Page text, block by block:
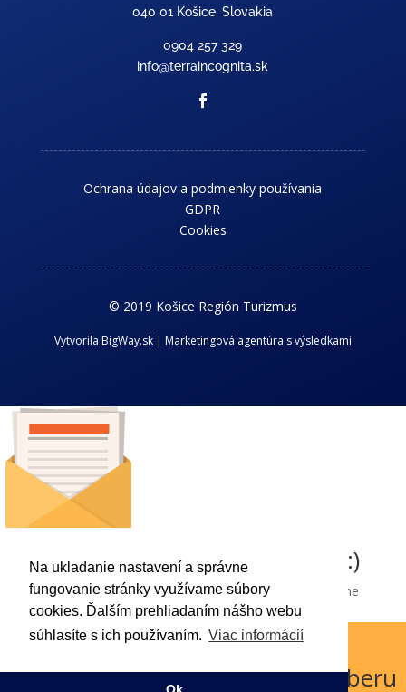
Na ukladanie nastavení a správne
fungovanie stránky využívame súbory
cookies. Ďalším prehliadaním nášho webu
súhlasíte s ich používaním. Viac informácií
040 01 Košice, Slovakia
0904 257 329
info@terraincognita.sk
Ochrana údajov a podmienky používania
GDPR
Cookies
© 2019 Košice Región Turizmus
Vytvorila BigWay.sk | Marketingová agentúra s výsledkami
Chcem dostávať novinky z kraja :)
Príhlaste sa k odberu nášho newslettra a dostávajte aktuálne
informácie o dianí v Košickom regióne.
Boli ste úspešne prihlásený k odberu